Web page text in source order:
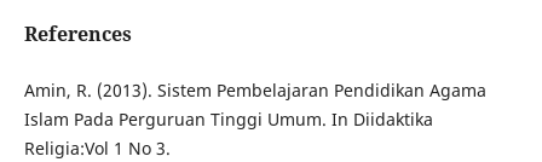
References
Amin, R. (2013). Sistem Pembelajaran Pendidikan Agama
Islam Pada Perguruan Tinggi Umum. In Diidaktika
Religia:Vol 1 No 3.